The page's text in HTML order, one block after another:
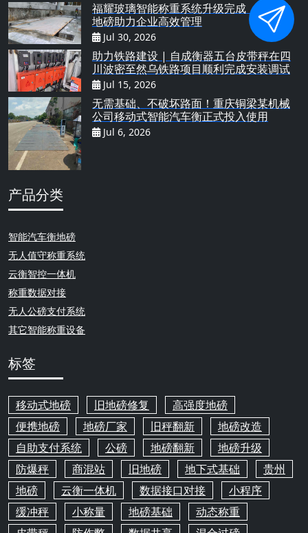
福耀玻璃智能称重系统升级完成，地下式
地磅助力企业高效管理
Jul 30, 2026
助力铁路建设 | 自成衡器五台皮带秤在四
川波密至然乌铁路项目顺利完成安装调试
Jul 15, 2026
无需基础、不破坏路面！重庆铜梁某机械
公司移动式智能汽车衡正式投入使用
Jul 6, 2026
产品分类
智能汽车衡地磅
无人值守称重系统
云衡智控一体机
称重数据对接
无人公磅支付系统
其它智能称重设备
标签
移动式地磅 旧地磅修复
高强度地磅
便携地磅
地磅厂家 旧秤翻新
地磅改造
自助支付系统
公磅 地磅翻新
地磅升级
防爆秤
商混站 旧地磅 地下式基础
贵州
地磅
云衡一体机 数据接口对接
小程序
缓冲秤
小称量 地磅基础
动态称重